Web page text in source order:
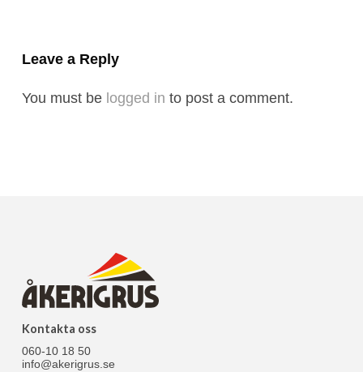
Leave a Reply
You must be logged in to post a comment.
Kontakta oss
060-10 18 50
info@akerigrus.se